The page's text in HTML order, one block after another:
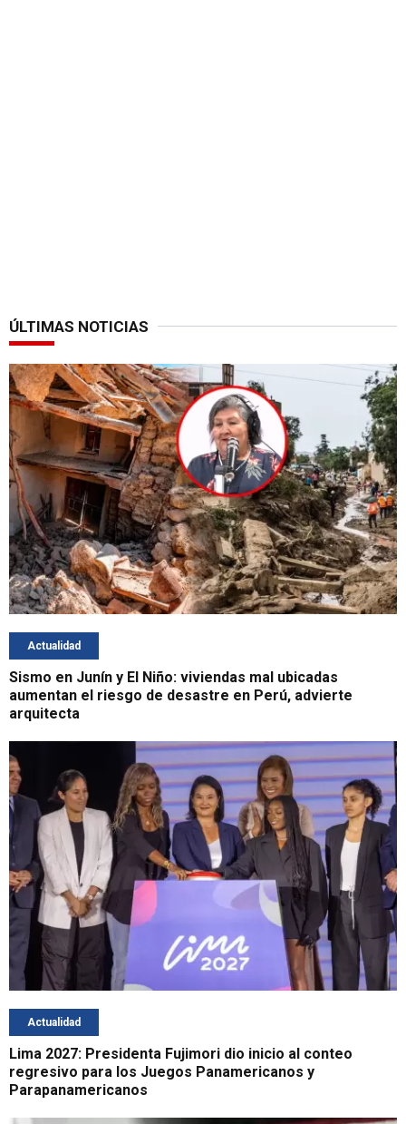
ÚLTIMAS NOTICIAS
Actualidad
Sismo en Junín y El Niño: viviendas mal ubicadas
aumentan el riesgo de desastre en Perú, advierte
arquitecta
Actualidad
Lima 2027: Presidenta Fujimori dio inicio al conteo
regresivo para los Juegos Panamericanos y
Parapanamericanos